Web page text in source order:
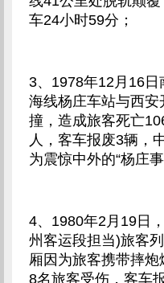
车24小时59分；
3、1978年12月16
海线杨庄车站与西安
撞，造成旅客死亡
人，客车报废3辆，
为震惊中外的“杨庄事
4、1980年2月19日
州客运段担当)旅客
厢因为旅客携带摔炮
8名旅客受伤，客车